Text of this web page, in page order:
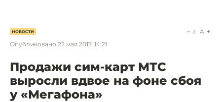
НОВОСТИ
Опубликовано 22 мая 2017, 14:21
a A
Продажи сим-карт МТС
выросли вдвое на фоне сбоя
у «Мегафона»